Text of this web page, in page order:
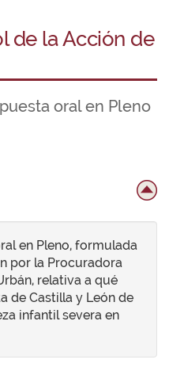
de la Acción de
oral en Pleno
en Pleno, formulada
por la Procuradora
relativa a qué
de Castilla y León de
infantil severa en